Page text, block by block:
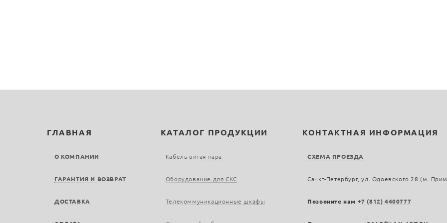
ГЛАВНАЯ
О КОМПАНИИ
ГАРАНТИЯ И ВОЗВРАТ
ДОСТАВКА
КАТАЛОГ ПРОДУКЦИИ
Кабель витая пара
Оборудование для СКС
Телекоммуникационные шкафы
КОНТАКТНАЯ ИНФОРМАЦИЯ
СХЕМА ПРОЕЗДА
Санкт-Петербург, ул. Одоевского 28 (м.
Позвоните нам +7 (812) 4400777